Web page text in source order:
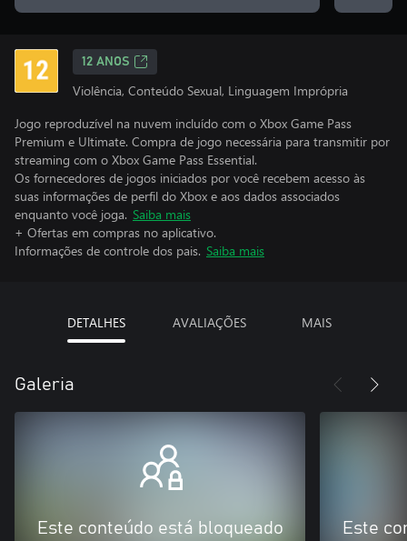
12 ANOS
Violência, Conteúdo Sexual, Linguagem Imprópria
Jogo reproduzível na nuvem incluído com o Xbox Game Pass
Premium e Ultimate. Compra de jogo necessária para transmitir por
streaming com o Xbox Game Pass Essential.
Os fornecedores de jogos iniciados por você recebem acesso às
suas informações de perfil do Xbox e aos dados associados
enquanto você joga. Saiba mais
+ Ofertas em compras no aplicativo.
Informações de controle dos pais. Saiba mais
DETALHES AVALIAÇÕES MAIS
Galeria
Este conteúdo está bloqueado Este